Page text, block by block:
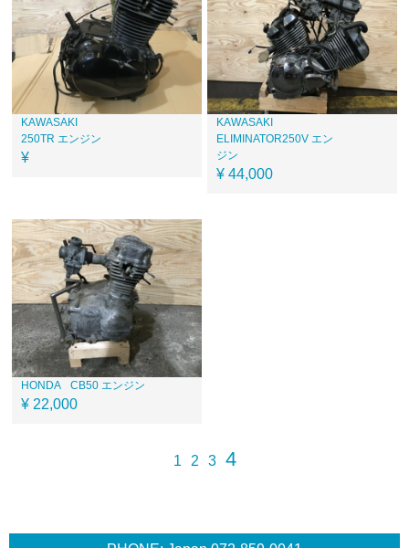
KAWASAKI
250TR エンジン
¥
KAWASAKI
ELIMINATOR250V エン
ジン
¥ 44,000
HONDA CB50 エンジン
¥ 22,000
1 2 3 4